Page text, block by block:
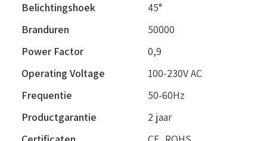
Belichtingshoek
45°
Branduren
50000
Power Factor
0,9
Operating Voltage
100-230V AC
Frequentie
50-60Hz
Productgarantie
2 jaar